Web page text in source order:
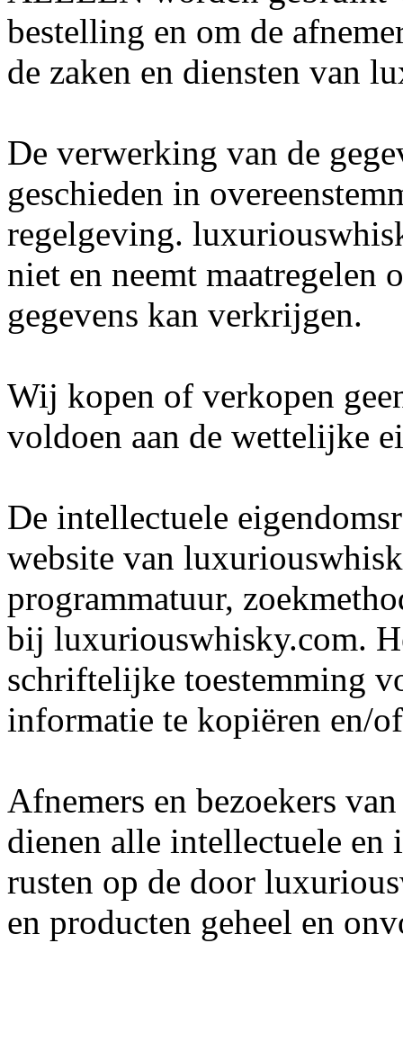
bestelling en om de
de zaken en diensten van
De verwerking van de
geschieden in
regelgeving.
niet en neemt maatregelen
gegevens kan verkrijgen.
Wij kopen of verkopen
voldoen aan de wettelijke
De intellectuele
website van
programmatuur,
bij luxuriouswhisky.com.
schriftelijke toestemming
informatie te kopiëren en/
Afnemers en bezoekers
dienen alle intellectuele en
rusten op de door
en producten geheel en